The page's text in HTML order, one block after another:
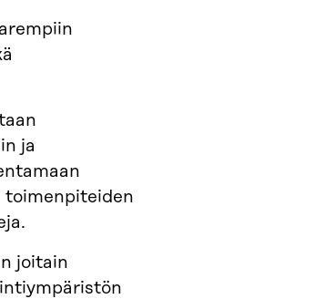
ja
toimenpiteiden
joitain